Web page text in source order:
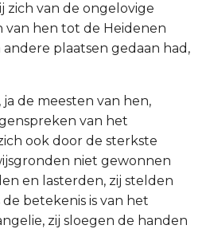
zich van de ongelovige
van hen tot de Heidenen
plaatsen gedaan had,
ja de meesten van hen,
van het
ook door de sterkste
niet gewonnen
en lasterden, zij stelden
betekenis is van het
zij sloegen de handen